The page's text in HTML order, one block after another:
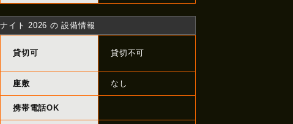
イト 2026 の 設備情報
貸切可 貸切不可
座敷 なし
携帯電話OK